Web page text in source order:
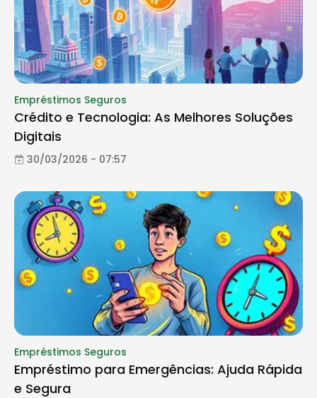
Empréstimos Seguros
Crédito e Tecnologia: As Melhores Soluções
Digitais
30/03/2026 - 07:57
Empréstimos Seguros
Empréstimo para Emergências: Ajuda Rápida
e Segura